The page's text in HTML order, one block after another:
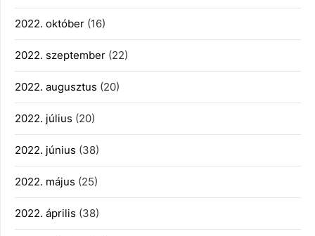
2022. október (16)
2022. szeptember (22)
2022. augusztus (20)
2022. július (20)
2022. június (38)
2022. május (25)
2022. április (38)